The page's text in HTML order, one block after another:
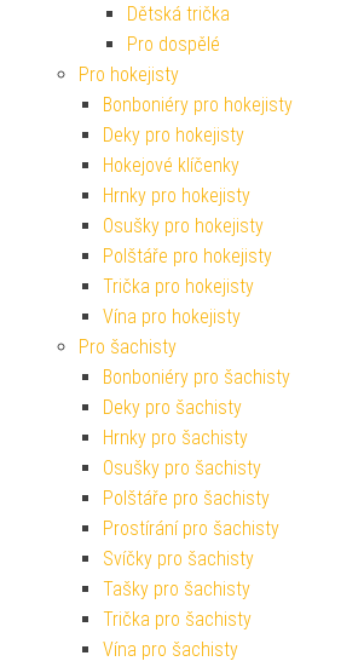
Dětská trička
Pro dospělé
Pro hokejisty
Bonboniéry pro hokejisty
Deky pro hokejisty
Hokejové klíčenky
Hrnky pro hokejisty
Osušky pro hokejisty
Polštáře pro hokejisty
Trička pro hokejisty
Vína pro hokejisty
Pro šachisty
Bonboniéry pro šachisty
Deky pro šachisty
Hrnky pro šachisty
Osušky pro šachisty
Polštáře pro šachisty
Prostírání pro šachisty
Svíčky pro šachisty
Tašky pro šachisty
Trička pro šachisty
Vína pro šachisty